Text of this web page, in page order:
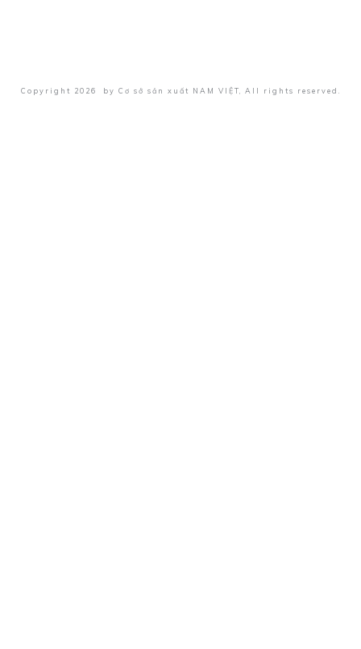
Copyright 2026 by Cơ sở sản xuất NAM VIỆT , All rights reserved.